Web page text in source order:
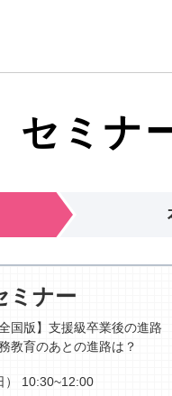
セミナ
ミナー
国版】支援級卒業後の進路
教育のあとの進路は？
10:30~12:00